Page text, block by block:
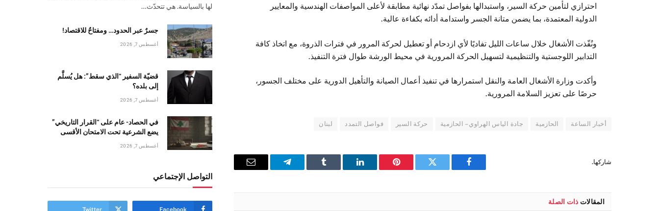
احترازي لتأمين حركة السير، واستبدالها بفواصل تمدّد نهائية مطابقة لأعلى المواصفات الهندسية والمعايير
الدولية المعتمدة، بما يضمن متانة الجسر واستدامة أدائه بكفاءة عالية.
ونُفّذت الأشغال خلال ساعات الليل تفاديًا لأي ازدحام أو تعطيل لحركة المرور في فترات الذروة، مع اتخاذ كافة
التدابير اللوجستية والتنظيمية لتسهيل الحركة المرورية في محيط الورشة طوال فترة التنفيذ.
وأكدت وزارة الأشغال العامة والنقل استمرارها في تنفيذ أعمال الصيانة والتأهيل الدورية على مختلف الجسور،
حرصًا على تعزيز السلامة المرورية.
أخبار الساعة الحازمية جادة الياس الهراوي – الحازمية حركة السير فواصل التمدد لبنان
شاركها.
فيسبوك تويتر بينتيريستلينكدإن Tumblr تيلقرام
البريد
المقالات ذات الصلة
لها بالسياسة. هي تتحدّث…
جسرٌ عبر الحدود… ومفتاحٌ للاقتصاد!
أغسطس 7, 2026
قضيّة السفير “الذي سقط”: هل يُسلَّم
إلى بلده؟
أغسطس 7, 2026
في الحصاد- عام على “القرار التاريخي”
يضع الشرعية تحت الامتحان الأقسى
أغسطس 7, 2026
التواصل الإجتماعي
Facebook
Twitter